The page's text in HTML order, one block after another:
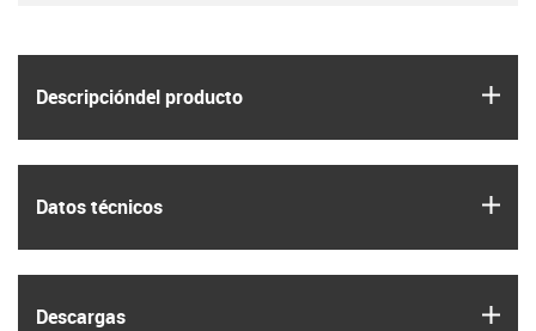
Descripción­del producto
Datos técnicos
Descargas